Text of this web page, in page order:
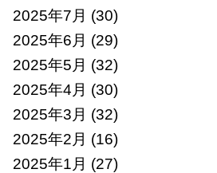
2025年7月 (30)
2025年6月 (29)
2025年5月 (32)
2025年4月 (30)
2025年3月 (32)
2025年2月 (16)
2025年1月 (27)